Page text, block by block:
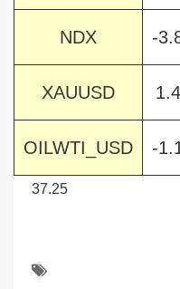
NDX -
XAUUSD
OILWTI_USD -
37.25